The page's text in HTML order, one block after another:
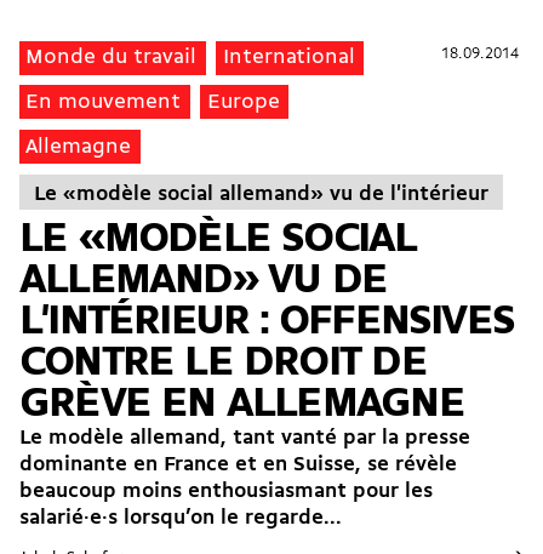
18.09.2014
Monde du travail International
En mouvement Europe
Allemagne
18.09.2014
Le «modèle social allemand» vu de l'intérieur
LE «MODÈLE SOCIAL
ALLEMAND» VU DE
L'INTÉRIEUR : OFFENSIVES
CONTRE LE DROIT DE
GRÈVE EN ALLEMAGNE
Le modèle allemand, tant vanté par la presse
dominante en France et en Suisse, se révèle
beaucoup moins enthousiasmant pour les
salarié·e·s lorsqu’on le regarde...